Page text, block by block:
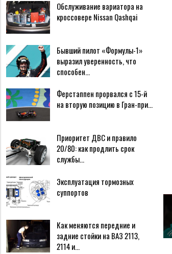
Обслуживание вариатора на
кроссовере Nissan Qashqai
Бывший пилот «Формулы-1»
выразил уверенность, что
способен…
Ферстаппен прорвался с 15-й
на вторую позицию в Гран-при…
Приоритет ДВС и правило
20/80: как продлить срок
службы…
Эксплуатация тормозных
суппортов
Как меняются передние и
задние стойки на ВАЗ 2113,
2114 и…